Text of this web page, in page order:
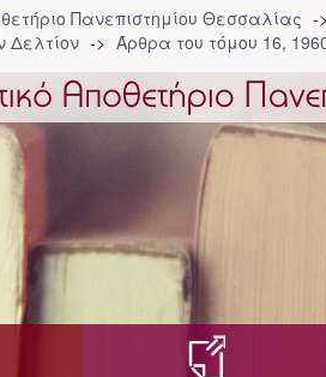
Πανεπιστημίου Θεσσαλίας
Δελτίον
Άρθρα του τόμου 16,